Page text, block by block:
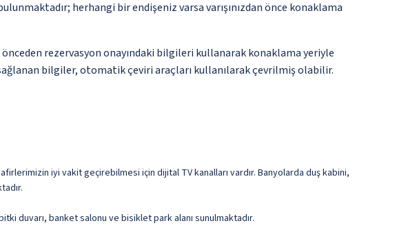
herhangi bir endişeniz varsa varışınızdan önce konaklama
önceden rezervasyon onayındaki bilgileri kullanarak konaklama yeriyle
bilgiler, otomatik çeviri araçları kullanılarak çevrilmiş olabilir.
iyi vakit geçirebilmesi için dijital TV kanalları vardır. Banyolarda duş kabini,
duvarı, banket salonu ve bisiklet park alanı sunulmaktadır.